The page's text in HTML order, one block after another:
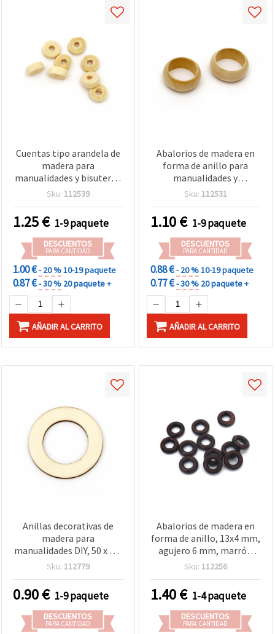
Cuentas tipo arandela de
madera para
manualidades y bisutería,
color madera natural, sin
agujero 3 mm, 50 g (~570
uds)
Sku: 112539
1.25€ 1-9 paquete
DESCUENTOS
PARA CANTIDAD
1.00 €- 20 %10-19 paquete
0.87 €- 30 % 20 paquete +
AÑADIR AL CARRITO
Abalorios de madera en
forma de anillo para
manualidades y
decoración, 26x10 mm,
madera natural - 5 piezas
Sku: 112531
1.10€ 1-9 paquete
DESCUENTOS
PARA CANTIDAD
0.88 €- 20 %10-19 paquete
0.77 €- 30 % 20 paquete +
AÑADIR AL CARRITO
Anillas decorativas de
madera para
manualidades DIY, 50 x 2,5
mm, color madera
Sku: 112779
0.90€ 1-9 paquete
DESCUENTOS
PARA CANTIDAD
Abalorios de madera en
forma de anillo, 13x4 mm,
agujero 6 mm, marrón
oscuro - 50 piezas
Sku: 112256
1.40€ 1-4 paquete
DESCUENTOS
PARA CANTIDAD